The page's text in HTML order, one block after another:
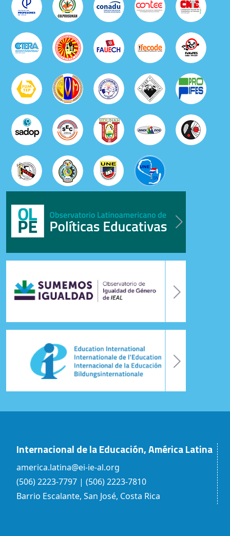
Internacional de la Educación, América Latina
america.latina@ei-ie-al.org
(506) 2223-7797 | (506) 2223-7810
Barrio Escalante, San José, Costa Rica